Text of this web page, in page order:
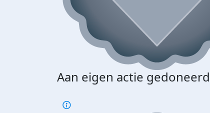
Aan eigen actie gedoneerd